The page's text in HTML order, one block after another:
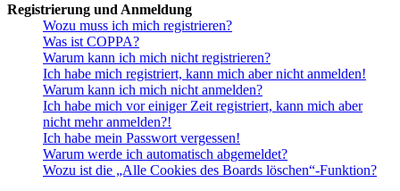
Registrierung und Anmeldung
Wozu muss ich mich registrieren?
Was ist COPPA?
Warum kann ich mich nicht registrieren?
Ich habe mich registriert, kann mich aber nicht anmelden!
Warum kann ich mich nicht anmelden?
Ich habe mich vor einiger Zeit registriert, kann mich aber
nicht mehr anmelden?!
Ich habe mein Passwort vergessen!
Warum werde ich automatisch abgemeldet?
Wozu ist die „Alle Cookies des Boards löschen“-Funktion?